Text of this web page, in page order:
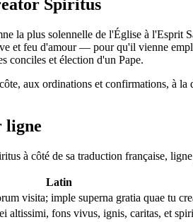
Spiritus
la plus solennelle de l'Église à l'Esprit
et feu d'amour — pour qu'il vienne
conciles et élection d'un Pape.
aux ordinations et confirmations, à
ligne
à côté de sa traduction française,
Latin
visita; imple superna gratia quae tu
altissimi, fons vivus, ignis, caritas, et